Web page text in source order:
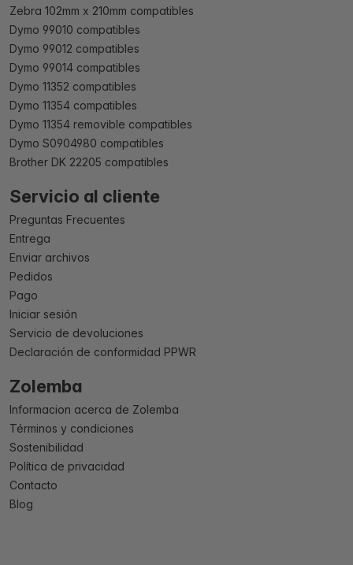
Zebra 102mm x 210mm compatibles
Dymo 99010 compatibles
Dymo 99012 compatibles
Dymo 99014 compatibles
Dymo 11352 compatibles
Dymo 11354 compatibles
Dymo 11354 removible compatibles
Dymo S0904980 compatibles
Brother DK 22205 compatibles
Servicio al cliente
Preguntas Frecuentes
Entrega
Enviar archivos
Pedidos
Pago
Iniciar sesión
Servicio de devoluciones
Declaración de conformidad PPWR
Zolemba
Informacion acerca de Zolemba
Términos y condiciones
Sostenibilidad
Política de privacidad
Contacto
Blog